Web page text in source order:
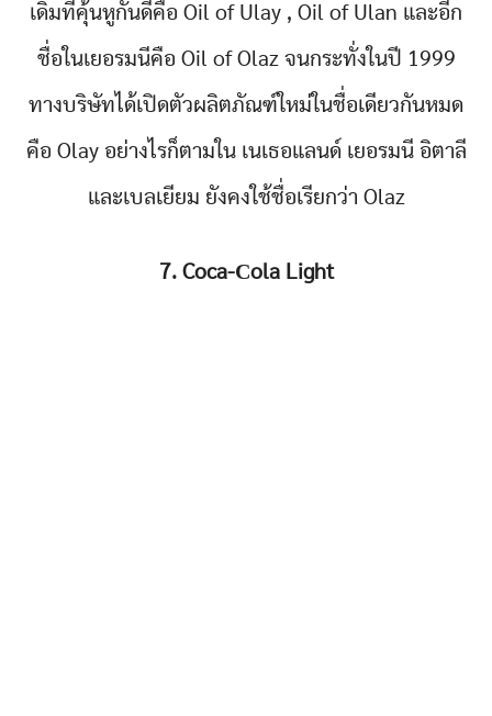
เดิมที่คุ้นหูกันดีคือ Oil of Ulay , Oil of Ulan และอีก
ชื่อในเยอรมนีคือ Oil of Olaz จนกระทั่งในปี 1999
ทางบริษัทได้เปิดตัวผลิตภัณฑ์ใหม่ในชื่อเดียวกันหมด
คือ Olay อย่างไรก็ตามใน เนเธอแลนด์ เยอรมนี อิตาลี
และเบลเยียม ยังคงใช้ชื่อเรียกว่า Olaz
7. Coca-Сola Light